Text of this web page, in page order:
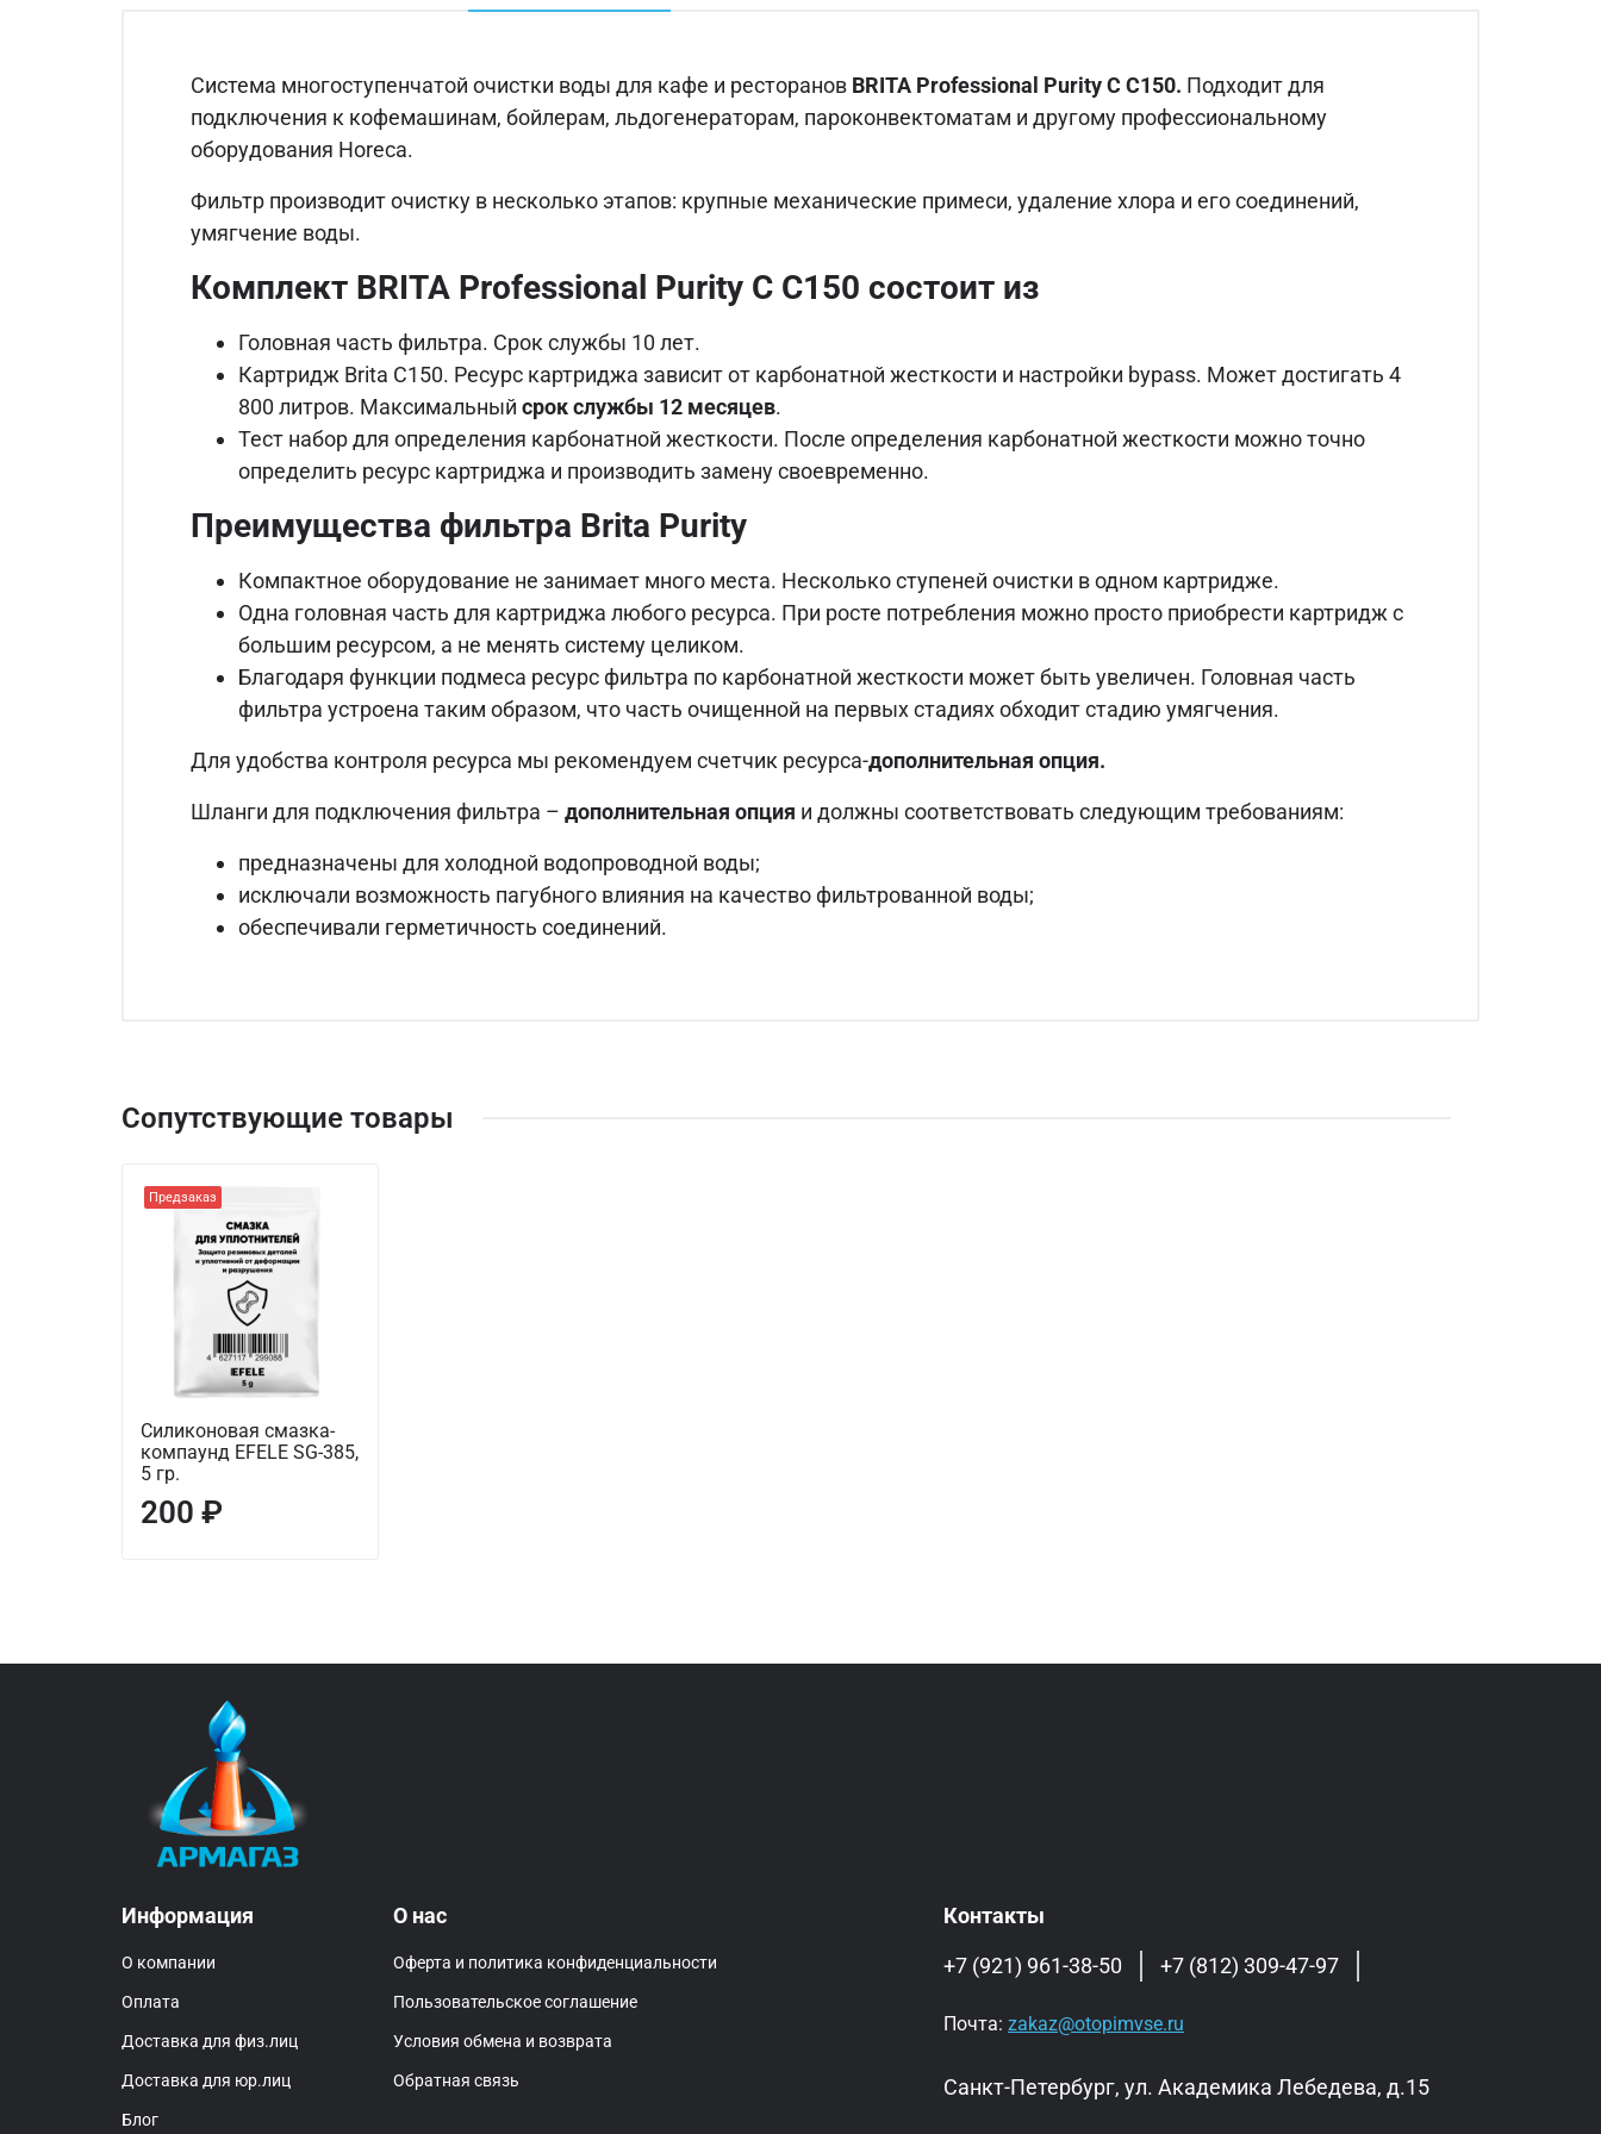
Система многоступенчатой очистки воды для кафе и ресторанов BRITA Professional Purity С C150. Подходит для
подключения к кофемашинам, бойлерам, льдогенераторам, пароконвектоматам и другому профессиональному
оборудования Horeca.
Фильтр производит очистку в несколько этапов: крупные механические примеси, удаление хлора и его соединений,
умягчение воды.
Комплект BRITA Professional Purity С C150 состоит из
Головная часть фильтра. Срок службы 10 лет.
Картридж Brita C150. Ресурс картриджа зависит от карбонатной жесткости и настройки bypass. Может достигать 4
800 литров. Максимальный срок службы 12 месяцев.
Тест набор для определения карбонатной жесткости. После определения карбонатной жесткости можно точно
определить ресурс картриджа и производить замену своевременно.
Преимущества фильтра Brita Purity
Компактное оборудование не занимает много места. Несколько ступеней очистки в одном картридже.
Одна головная часть для картриджа любого ресурса. При росте потребления можно просто приобрести картридж с
большим ресурсом, а не менять систему целиком.
Благодаря функции подмеса ресурс фильтра по карбонатной жесткости может быть увеличен. Головная часть
фильтра устроена таким образом, что часть очищенной на первых стадиях обходит стадию умягчения.
Для удобства контроля ресурса мы рекомендуем счетчик ресурса-дополнительная опция.
Шланги для подключения фильтра – дополнительная опция и должны соответствовать следующим требованиям:
предназначены для холодной водопроводной воды;
исключали возможность пагубного влияния на качество фильтрованной воды;
обеспечивали герметичность соединений.
Сопутствующие товары
Предзаказ
Силиконовая смазка-
компаунд EFELE SG-385,
5 гр.
200 ₽
Информация
О компании
Оплата
Доставка для физ.лиц
Доставка для юр.лиц
Блог
О нас
Оферта и политика конфиденциальности
Пользовательское соглашение
Условия обмена и возврата
Обратная связь
Контакты
+7 (921) 961-38-50 +7 (812) 309-47-97
Почта: zakaz@otopimvse.ru
Санкт-Петербург, ул. Академика Лебедева, д.15